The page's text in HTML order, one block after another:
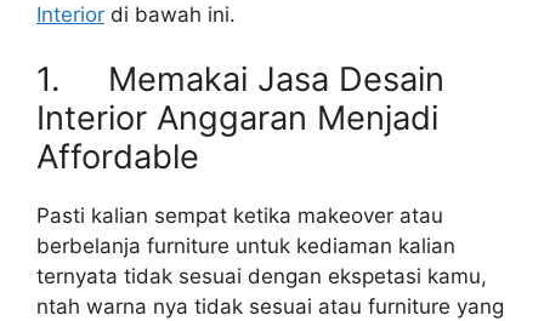
Interior di bawah ini.
1. Memakai Jasa Desain
Interior Anggaran Menjadi
Affordable
Pasti kalian sempat ketika makeover atau
berbelanja furniture untuk kediaman kalian
ternyata tidak sesuai dengan ekspetasi kamu,
ntah warna nya tidak sesuai atau furniture yang